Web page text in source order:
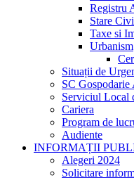
Registru
Stare
Taxe si
Urbanism
Situații de
SC Gospodarie
Serviciul Local
Cariera
Program de
Audiente
INFORMAȚII
Alegeri 2024
Solicitare